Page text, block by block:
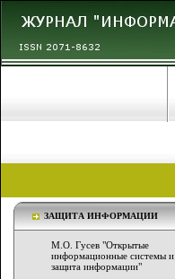
ЗАЩИТА ИНФОРМАЦИИ
М.О. Гусев "Открытые
информационные системы и
защита информации"